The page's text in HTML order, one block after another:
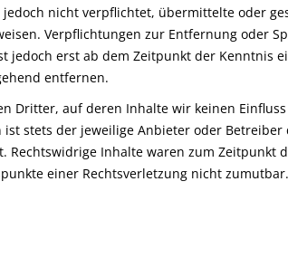
jedoch nicht verpflichtet, übermittelte oder
Verpflichtungen zur Entfernung oder
erst ab dem Zeitpunkt der Kenntnis
entfernen.
Dritter, auf deren Inhalte wir keinen
stets der jeweilige Anbieter oder
Rechtswidrige Inhalte waren zum
einer Rechtsverletzung nicht